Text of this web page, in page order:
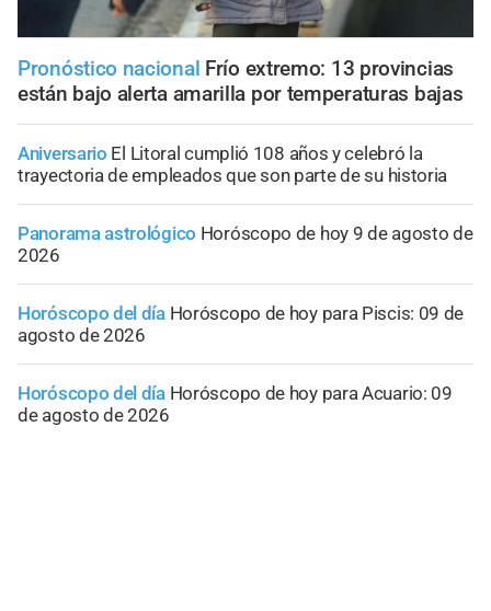
Pronóstico nacional Frío extremo: 13 provincias
están bajo alerta amarilla por temperaturas bajas
Aniversario El Litoral cumplió 108 años y celebró la
trayectoria de empleados que son parte de su historia
Panorama astrológico Horóscopo de hoy 9 de agosto de
2026
Horóscopo del día Horóscopo de hoy para Piscis: 09 de
agosto de 2026
Horóscopo del día Horóscopo de hoy para Acuario: 09
de agosto de 2026